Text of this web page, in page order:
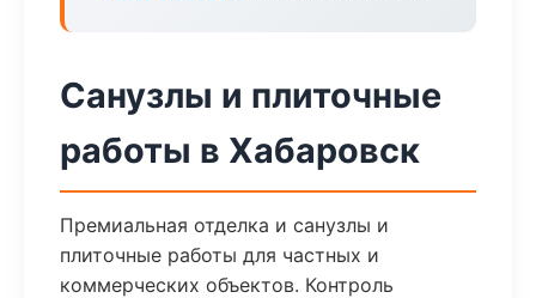
Санузлы и плиточные
работы в Хабаровск
Премиальная отделка и санузлы и
плиточные работы для частных и
коммерческих объектов. Контроль